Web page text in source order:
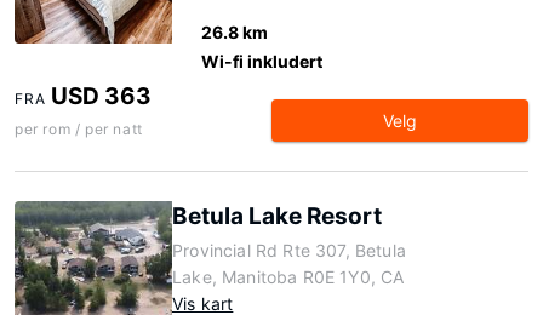
26.8 km
Wi-fi inkludert
FRA USD 363
per rom / per natt Velg
Betula Lake Resort
Provincial Rd Rte 307, Betula
Lake, Manitoba R0E 1Y0, CA
Vis kart